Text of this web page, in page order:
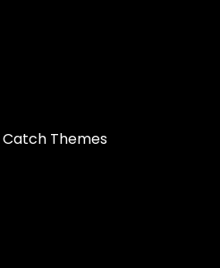
Catch Themes